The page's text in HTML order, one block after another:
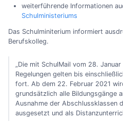
weiterführende Informationen
Schulministeriums
Das Schulminiterium informiert
Berufskolleg.
„Die mit SchulMail vom 28.
Regelungen gelten bis
fort. Ab dem 22. Februar 2021
grundsätzlich alle Bildungsgänge
Ausnahme der Abschlussklassen
ausgesetzt und als